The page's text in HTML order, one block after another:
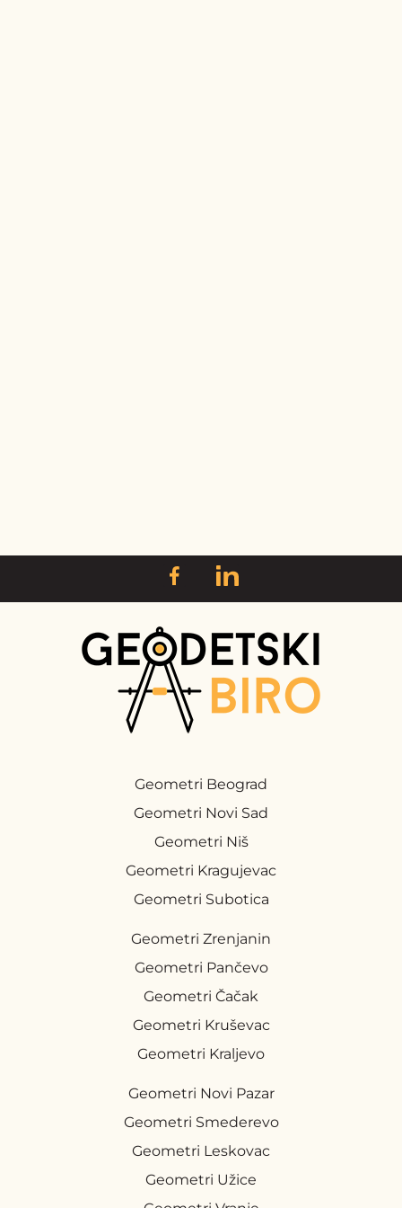
Geometri Beograd
Geometri Novi Sad
Geometri Niš
Geometri Kragujevac
Geometri Subotica
Geometri Zrenjanin
Geometri Pančevo
Geometri Čačak
Geometri Kruševac
Geometri Kraljevo
Geometri Novi Pazar
Geometri Smederevo
Geometri Leskovac
Geometri Užice